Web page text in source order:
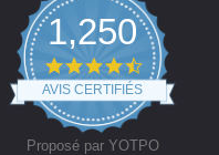
1,250
4.7
star
rating
AVIS CERTIFIÉS
Proposé par YOTPO